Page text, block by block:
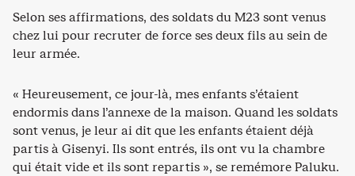
Selon ses affirmations, des soldats du M23 sont venus
chez lui pour recruter de force ses deux fils au sein de
leur armée.
« Heureusement, ce jour-là, mes enfants s’étaient
endormis dans l’annexe de la maison. Quand les soldats
sont venus, je leur ai dit que les enfants étaient déjà
partis à Gisenyi. Ils sont entrés, ils ont vu la chambre
qui était vide et ils sont repartis », se remémore Paluku.